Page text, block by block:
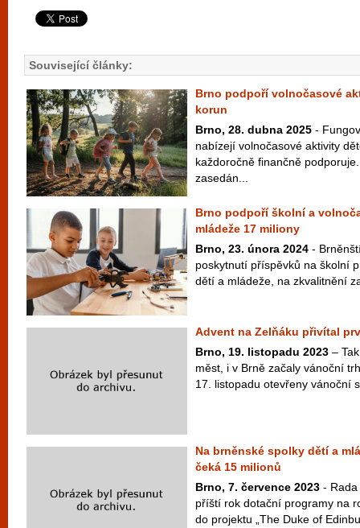
Související články:
Brno podpoří volnočasové
korun
Brno, 28. dubna 2025 -
nabízejí volnočasové aktivity
každoročně finančně
zasedán...
Brno podpoří školní a
mládeže 17 miliony
Brno, 23. února 2024 -
poskytnutí příspěvků na školní
dětí a mládeže, na zkvalitnění
Advent na Zelňáku přivítal
Brno, 19. listopadu 2023 –
měst, i v Brně začaly vánoční
17. listopadu otevřeny vánoční
Na brněnské spolky dětí a
čeká 15 milionů
Brno, 7. července 2023 -
příští rok dotační programy na
do projektu „The Duke of